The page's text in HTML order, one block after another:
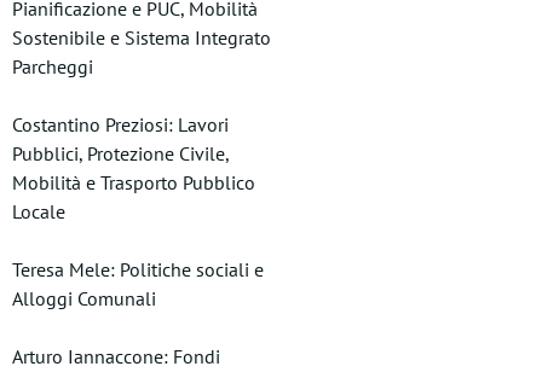
Pianificazione e PUC, Mobilità
Sostenibile e Sistema Integrato
Parcheggi
Costantino Preziosi: Lavori
Pubblici, Protezione Civile,
Mobilità e Trasporto Pubblico
Locale
Teresa Mele: Politiche sociali e
Alloggi Comunali
Arturo Iannaccone: Fondi